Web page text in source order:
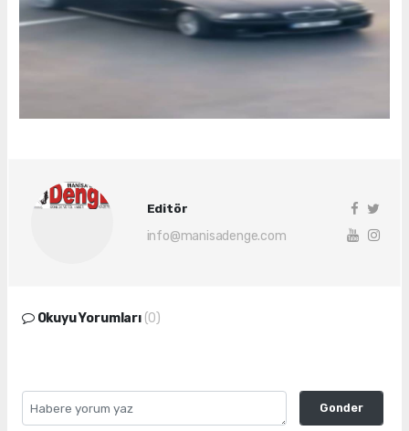
Editör
info@manisadenge.com
Okuyu Yorumları (0)
Gonder